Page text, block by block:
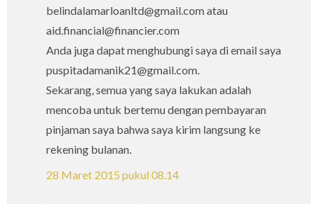
belindalamarloanltd@gmail.com atau
aid.financial@financier.com
Anda juga dapat menghubungi saya di email saya
puspitadamanik21@gmail.com.
Sekarang, semua yang saya lakukan adalah
mencoba untuk bertemu dengan pembayaran
pinjaman saya bahwa saya kirim langsung ke
rekening bulanan.
28 Maret 2015 pukul 08.14